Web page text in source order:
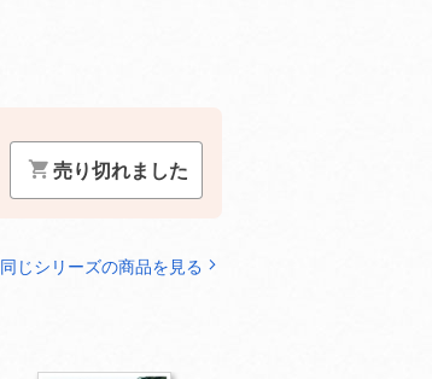
売り切れました
同じシリーズの商品を見る